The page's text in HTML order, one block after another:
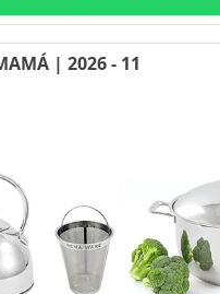
| 2026 - 11